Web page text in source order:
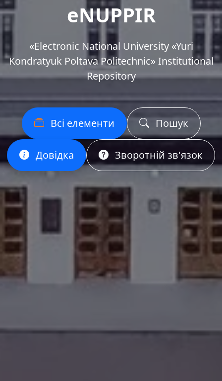
eNUPPIR
«Еlectronic National University «Yuri
Kondratyuk Poltava Politechnic» Institutional
Repository
Всі елементи Пошук
Довідка Зворотній зв'язок